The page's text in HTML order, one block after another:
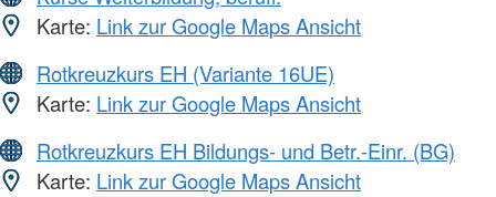
Karte: Link zur Google Maps Ansicht
Rotkreuzkurs EH (Variante 16UE)
Karte: Link zur Google Maps Ansicht
Rotkreuzkurs EH Bildungs- und Betr.-Einr. (BG)
Karte: Link zur Google Maps Ansicht